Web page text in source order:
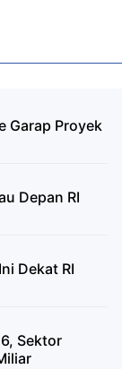
Garap Proyek
Depan RI
Dekat RI
Sektor